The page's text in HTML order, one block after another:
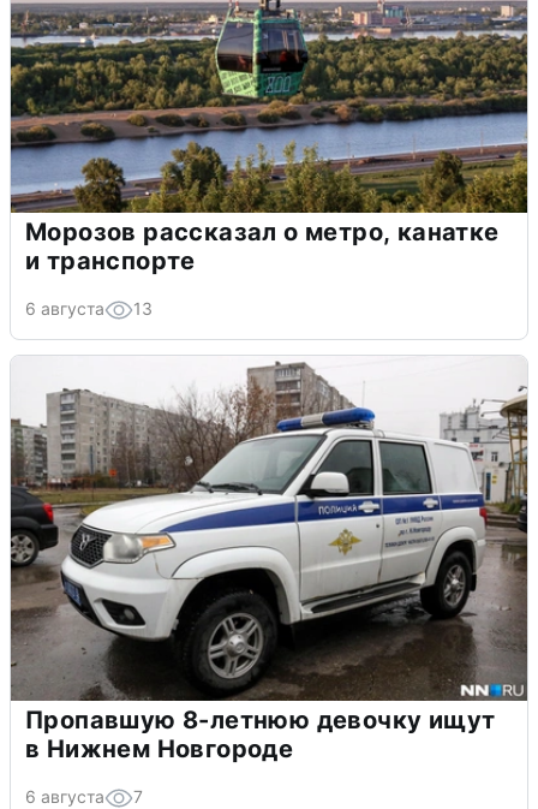
Морозов рассказал о метро, канатке
и транспорте
6 августа 13
Пропавшую 8-летнюю девочку ищут
в Нижнем Новгороде
6 августа 7